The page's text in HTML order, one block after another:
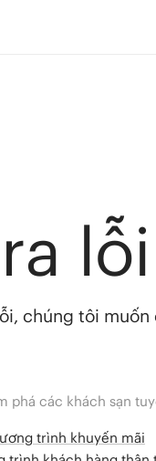
lỗi
chúng tôi
phá các khách sạn
trình khuyến mãi